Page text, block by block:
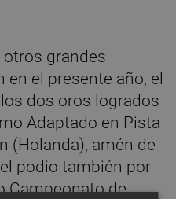
otros grandes
el presente año, el
dos oros logrados
Adaptado en Pista
(Holanda), amén de
podio también por
Campeonato de